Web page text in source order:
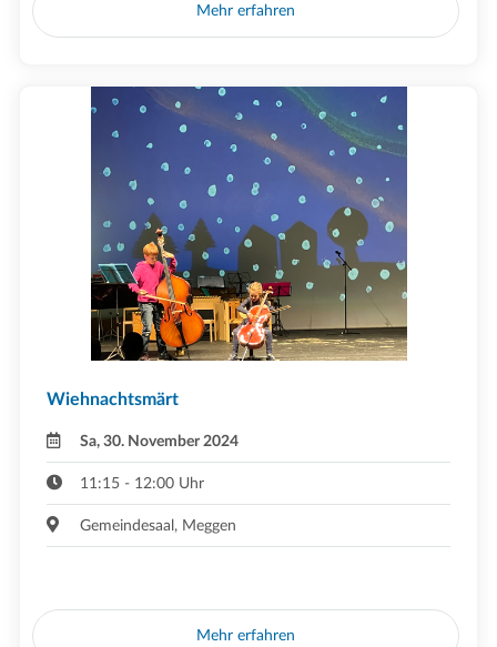
Mehr erfahren
Wiehnachtsmärt
Sa, 30. November 2024
11:15 - 12:00 Uhr
Gemeindesaal, Meggen
Mehr erfahren